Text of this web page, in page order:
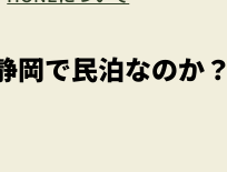
岡で民泊なのか？